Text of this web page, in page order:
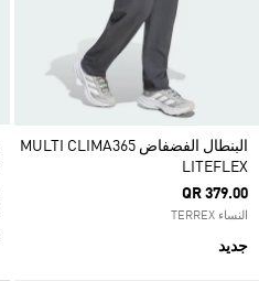
البنطال الفضفاض MULTI CLIMA365
LITEFLEX
QR 379.00
النساء TERREX
جديد